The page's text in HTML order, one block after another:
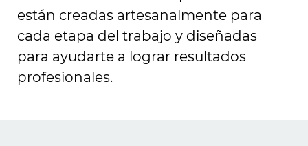
están creadas artesanalmente para
cada etapa del trabajo y diseñadas
para ayudarte a lograr resultados
profesionales.